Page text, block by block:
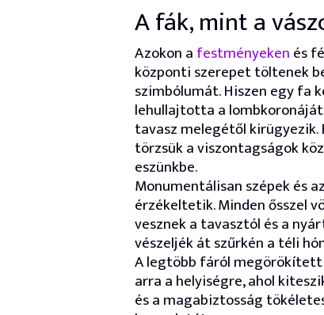
A fák, mint a
Azokon afestményekenés
központi szerepet töltenek
szimbólumát. Hiszen egy fa
lehullajtotta a
tavasz melegétől kirügyezik.
törzsük a viszontagságok
eszünkbe.
Monumentálisan szépek és
érzékeltetik. Minden ősszel
vesznek a tavasztól és a
vészeljék át szűrkén a téli
A legtöbb fáról
arra a helyiségre, ahol
és a magabiztosság